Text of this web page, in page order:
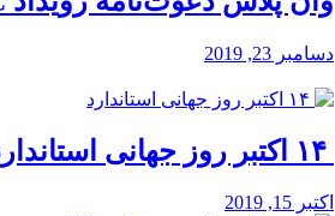
دسامبر 23, 2019
اکتبر 15, 2019